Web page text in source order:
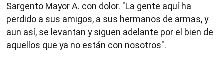
Sargento Mayor A. con dolor. "La gente aquí ha
perdido a sus amigos, a sus hermanos de armas, y
aun así, se levantan y siguen adelante por el bien de
aquellos que ya no están con nosotros".